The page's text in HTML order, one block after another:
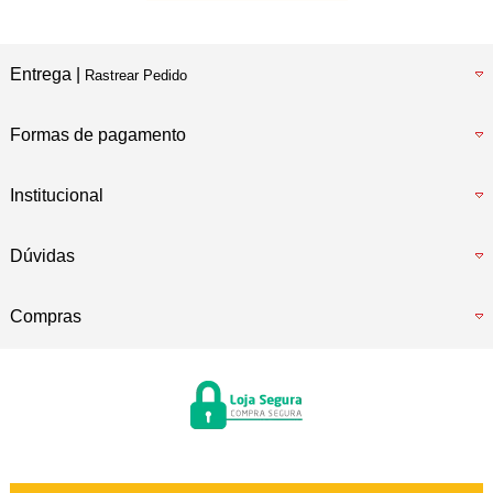
Entrega | Rastrear Pedido
Formas de pagamento
Institucional
Dúvidas
Compras